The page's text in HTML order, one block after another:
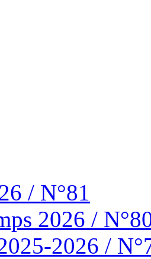
/ N°81
2026 /
2026 /